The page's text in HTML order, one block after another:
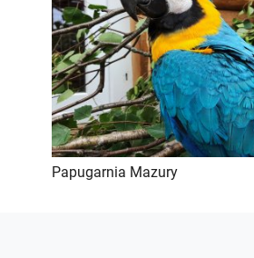
Papugarnia Mazury